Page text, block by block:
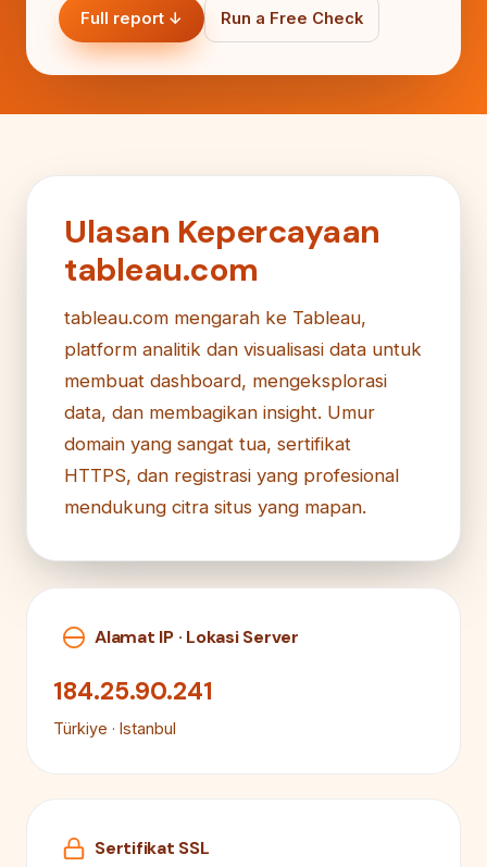
Full report ↓ Run a Free Check
Ulasan Kepercayaan
tableau.com
tableau.com mengarah ke Tableau,
platform analitik dan visualisasi data untuk
membuat dashboard, mengeksplorasi
data, dan membagikan insight. Umur
domain yang sangat tua, sertifikat
HTTPS, dan registrasi yang profesional
mendukung citra situs yang mapan.
Alamat IP · Lokasi Server
184.25.90.241
Türkiye · Istanbul
Sertifikat SSL